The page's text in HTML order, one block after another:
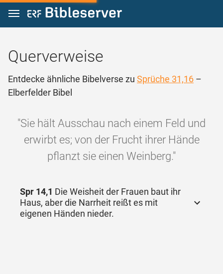
Zum Inhalt springen
Querverweise
Entdecke ähnliche Bibelverse zu Sprüche 31,16 –
Elberfelder Bibel
"Sie hält Ausschau nach einem Feld und
erwirbt es; von der Frucht ihrer Hände
pflanzt sie einen Weinberg."
Spr 14,1 Die Weisheit der Frauen baut ihr
Haus, aber die Narrheit reißt es mit
eigenen Händen nieder.